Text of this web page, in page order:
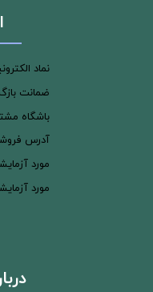
نماد
ضمانت
باشگاه
آدرس
مورد
مورد